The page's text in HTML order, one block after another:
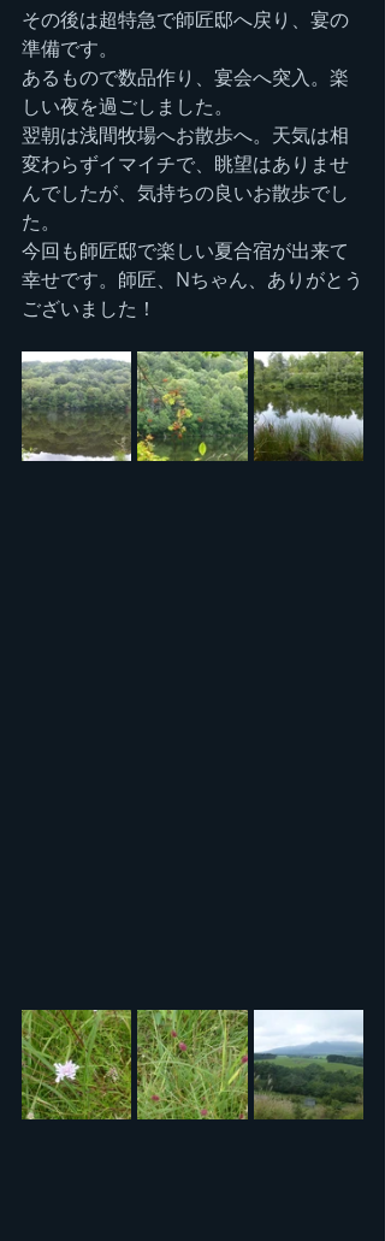
その後は超特急で師匠邸へ戻り、宴の
準備です。
あるもので数品作り、宴会へ突入。楽
しい夜を過ごしました。
翌朝は浅間牧場へお散歩へ。天気は相
変わらずイマイチで、眺望はありませ
んでしたが、気持ちの良いお散歩でし
た。
今回も師匠邸で楽しい夏合宿が出来て
幸せです。師匠、Nちゃん、ありがとう
ございました！